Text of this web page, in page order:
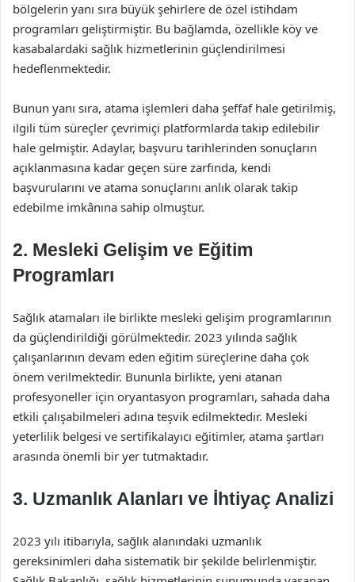
bölgelerin yanı sıra büyük şehirlere de özel istihdam
programları geliştirmiştir. Bu bağlamda, özellikle köy ve
kasabalardaki sağlık hizmetlerinin güçlendirilmesi
hedeflenmektedir.
Bunun yanı sıra, atama işlemleri daha şeffaf hale getirilmiş,
ilgili tüm süreçler çevrimiçi platformlarda takip edilebilir
hale gelmiştir. Adaylar, başvuru tarihlerinden sonuçların
açıklanmasına kadar geçen süre zarfında, kendi
başvurularını ve atama sonuçlarını anlık olarak takip
edebilme imkânına sahip olmuştur.
2. Mesleki Gelişim ve Eğitim
Programları
Sağlık atamaları ile birlikte mesleki gelişim programlarının
da güçlendirildiği görülmektedir. 2023 yılında sağlık
çalışanlarının devam eden eğitim süreçlerine daha çok
önem verilmektedir. Bununla birlikte, yeni atanan
profesyoneller için oryantasyon programları, sahada daha
etkili çalışabilmeleri adına teşvik edilmektedir. Mesleki
yeterlilik belgesi ve sertifikalayıcı eğitimler, atama şartları
arasında önemli bir yer tutmaktadır.
3. Uzmanlık Alanları ve İhtiyaç Analizi
2023 yılı itibarıyla, sağlık alanındaki uzmanlık
gereksinimleri daha sistematik bir şekilde belirlenmiştir.